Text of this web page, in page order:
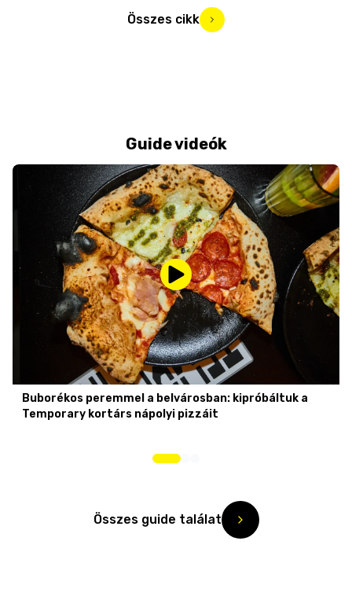
Összes cikk
Guide videók
Buborékos peremmel a belvárosban: kipróbáltuk a
Temporary kortárs nápolyi pizzáit
Összes guide találat